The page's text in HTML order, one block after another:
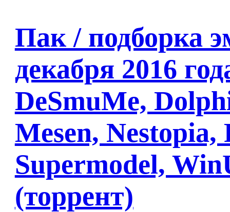
Пак / подборка
декабря 2016
DeSmuMe,
Mesen, Nestopia,
Supermodel,
(торрент)